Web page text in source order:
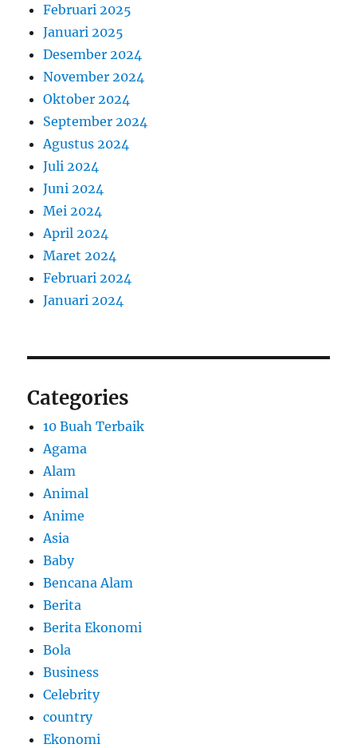
Februari 2025
Januari 2025
Desember 2024
November 2024
Oktober 2024
September 2024
Agustus 2024
Juli 2024
Juni 2024
Mei 2024
April 2024
Maret 2024
Februari 2024
Januari 2024
Categories
10 Buah Terbaik
Agama
Alam
Animal
Anime
Asia
Baby
Bencana Alam
Berita
Berita Ekonomi
Bola
Business
Celebrity
country
Ekonomi